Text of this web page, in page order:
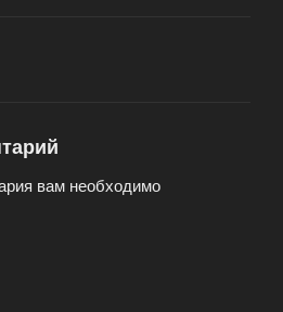
вам необходимо